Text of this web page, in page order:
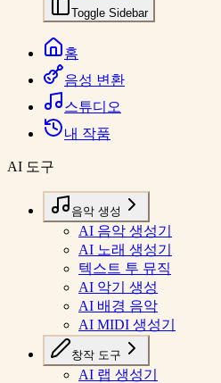
Toggle Sidebar
홈
음성 변환
스튜디오
내 작품
AI 도구
음악 생성
AI 음악 생성기
AI 노래 생성기
텍스트 투 뮤직
AI 악기 생성
AI 배경 음악
AI MIDI 생성기
창작 도구
AI 랩 생성기